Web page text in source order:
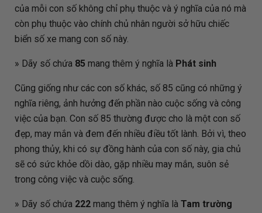
của mỗi con số không chỉ phụ thuộc và ý nghĩa của nó mà
còn phụ thuộc vào chính chủ nhân người sở hữu chiếc
biển số xe mang con số này.
» Dãy số chứa 85 mang thêm ý nghĩa là Phát sinh
Cũng giống như các con số khác, số 85 cũng có những ý
nghĩa riêng, ảnh hưởng đến phần nào cuộc sống và công
việc của bạn. Con số 85 thường được cho là một con số
đẹp, may mắn và đem đến nhiều điều tốt lành. Bởi vì, theo
phong thủy, khi có sự đồng hành của con số này, gia chủ
sẽ có sức khỏe dồi dào, gặp nhiều may mắn, suôn sẻ
trong công việc và cuộc sống.
» Dãy số chứa 222mang thêm ý nghĩa là Tam trường